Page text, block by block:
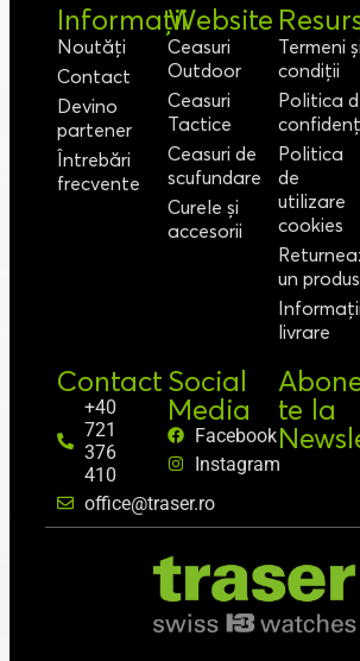
Informații
Noutăți
Contact
Devino
partener
Întrebări
frecvente
Website
Ceasuri
Outdoor
Ceasuri
Tactice
Ceasuri de
scufundare
Curele și
accesorii
Termeni și
condiții
Politica
Politica
de
utilizare
cookies
un produs
Informații
livrare
Contact
+40
721
376
410
office@traser.ro
Social
Media
Facebook
Instagram
te la